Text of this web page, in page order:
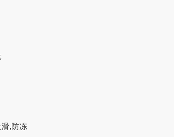
,防冻